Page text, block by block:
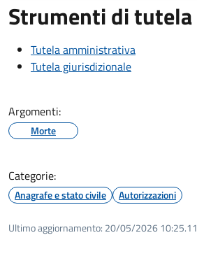
Strumenti di tutela
Tutela amministrativa
Tutela giurisdizionale
Argomenti:
Morte
Categorie:
Anagrafe e stato civile Autorizzazioni
Ultimo aggiornamento: 20/05/2026 10:25.11